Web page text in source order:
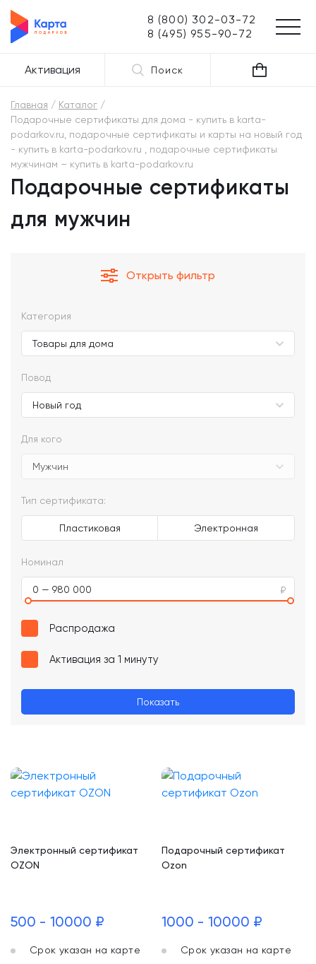
8 (800) 302-03-72
8 (495) 955-90-72
Активация Поиск
Главная
Каталог
Подарочные сертификаты для дома - купить в karta-
podarkov.ru, подарочные сертификаты и карты на новый год
- купить в karta-podarkov.ru , подарочные сертификаты
мужчинам – купить в karta-podarkov.ru
Подарочные сертификаты
для мужчин
Открыть фильтр
Категория
Повод
Для кого
Тип сертификата:
Пластиковая Электронная
Номинал
0 — 980 000
Распродажа
Активация за 1 минуту
Показать
Электронный сертификат
OZON
500 - 10000 ₽
Срок указан на карте
Подарочный сертификат
Ozon
1000 - 10000 ₽
Срок указан на карте